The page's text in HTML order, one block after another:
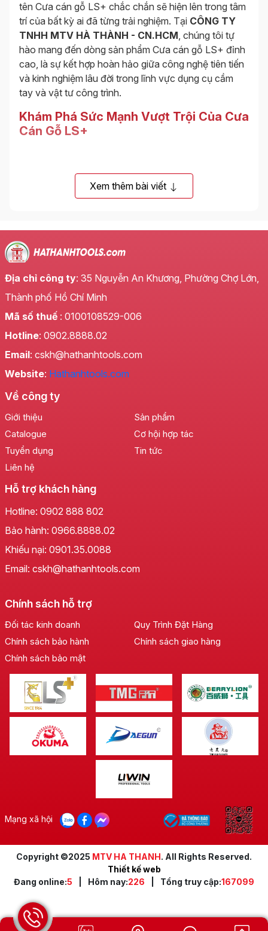
tên Cưa cán gỗ LS+ chắc chắn sẽ hiện lên trong tâm
trí của bất kỳ ai đã từng trải nghiệm. Tại CÔNG TY
TNHH MTV HÀ THÀNH - CN.HCM, chúng tôi tự
hào mang đến dòng sản phẩm Cưa cán gỗ LS+ đỉnh
cao, là sự kết hợp hoàn hảo giữa công nghệ tiên tiến
và kinh nghiệm lâu đời trong lĩnh vực dụng cụ cầm
tay và vật tư công trình.
Khám Phá Sức Mạnh Vượt Trội Của Cưa
Cán Gỗ LS+
Thiết Kế Tinh Xảo, Chuẩn Mực Công Thái
Học
Mỗi chiếc
được chế tác tỉ mỉ, chú
trọng đến từng chi tiết nhỏ nhất. Cán gỗ được lựa
chọn kỹ lưỡng, xử lý bề mặt tinh xảo, mang lại cảm
giác cầm nắm chắc chắn, êm ái và hạn chế tối đa sự
trơn trượt, ngay cả khi làm việc trong điều kiện khắc
nghiệt. Thiết kế công thái học giúp giảm thiểu áp lực
lên cổ tay, mang đến sự thoải mái tối đa cho người sử
dụng trong suốt quá trình làm việc, dù là những công
việc đòi hỏi sự tỉ mỉ hay những dự án quy mô lớn.
Lưỡi Cưa Sắc Bén, Hoạt Động Hiệu Quả
Trái tim của Cưa cán gỗ LS+ chính là lưỡi cưa. Được
chế tạo từ hợp kim thép cao cấp, trải qua quy trình
nhiệt luyện nghiêm ngặt, lưỡi cưa sở hữu độ cứng, độ
bền và khả năng giữ bén đáng kinh ngạc. Cho dù bạn
cần cắt gỗ cứng, gỗ mềm, hay thậm chí là các vật
liệu composite, Cưa cán gỗ LS+ ,đều đáp ứng xuất
kiệm sức lực.
Xem thêm bài viết
Địa chỉ công ty: 35 Nguyễn An Khương, Phường Chợ Lớn,
Thành phố Hồ Chí Minh
Mã số thuế : 0100108529-006
Hotline: 0902.8888.02
Email: cskh@hathanhtools.com
Website: Hathanhtools.com
Về công ty
Giới thiệu
Sản phẩm
Catalogue
Cơ hội hợp tác
Tuyển dụng
Tin tức
Liên hệ
Hỗ trợ khách hàng
Hotline: 0902 888 802
Bảo hành: 0966.8888.02
Khiếu nại: 0901.35.0088
Email: cskh@hathanhtools.com
Chính sách hỗ trợ
Đối tác kinh doanh
Quy Trình Đặt Hàng
Chính sách bảo hành
Chính sách giao hàng
Chính sách bảo mật
Mạng xã hội
Copyright ©2025 MTV HA THANH. All Rights Reserved.
Thiết kế web
Đang online:5 Hôm nay:226 Tổng truy cập:167099